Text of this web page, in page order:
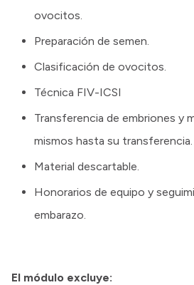
ovocitos.
Preparación de semen.
Clasificación de ovocitos.
Técnica FIV-ICSI
Transferencia de embriones y
mismos hasta su transferencia.
Material descartable.
Honorarios de equipo y
embarazo.
El módulo excluye: